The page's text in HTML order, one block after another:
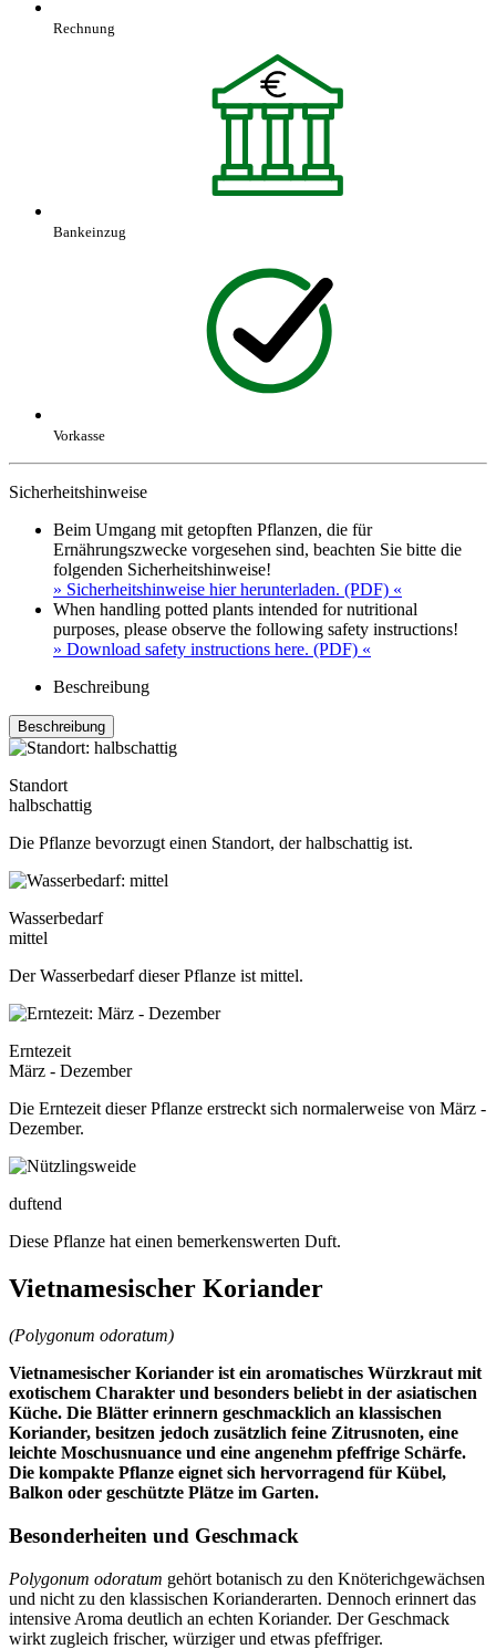
Rechnung
Bankeinzug
Vorkasse
Sicherheitshinweise
Beim Umgang mit getopften Pflanzen, die für
Ernährungszwecke vorgesehen sind, beachten Sie bitte die
folgenden Sicherheitshinweise!
» Sicherheitshinweise hier herunterladen. (PDF) «
When handling potted plants intended for nutritional
purposes, please observe the following safety instructions!
» Download safety instructions here. (PDF) «
Beschreibung
Beschreibung
Standort
halbschattig
Die Pflanze bevorzugt einen Standort, der halbschattig ist.
Wasserbedarf
mittel
Der Wasserbedarf dieser Pflanze ist mittel.
Erntezeit
März - Dezember
Die Erntezeit dieser Pflanze erstreckt sich normalerweise von März -
Dezember.
duftend
Diese Pflanze hat einen bemerkenswerten Duft.
Vietnamesischer Koriander
(Polygonum odoratum)
Vietnamesischer Koriander ist ein aromatisches Würzkraut mit
exotischem Charakter und besonders beliebt in der asiatischen
Küche. Die Blätter erinnern geschmacklich an klassischen
Koriander, besitzen jedoch zusätzlich feine Zitrusnoten, eine
leichte Moschusnuance und eine angenehm pfeffrige Schärfe.
Die kompakte Pflanze eignet sich hervorragend für Kübel,
Balkon oder geschützte Plätze im Garten.
Besonderheiten und Geschmack
Polygonum odoratum gehört botanisch zu den Knöterichgewächsen
und nicht zu den klassischen Korianderarten. Dennoch erinnert das
intensive Aroma deutlich an echten Koriander. Der Geschmack
wirkt zugleich frischer, würziger und etwas pfeffriger.